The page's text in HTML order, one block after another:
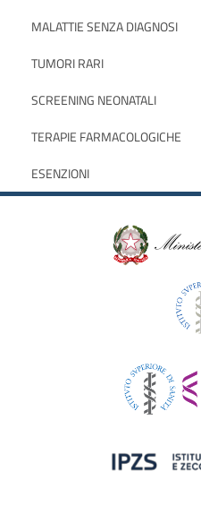
MALATTIE SENZA DIAGNOSI
TUMORI RARI
SCREENING NEONATALI
TERAPIE FARMACOLOGICHE
ESENZIONI